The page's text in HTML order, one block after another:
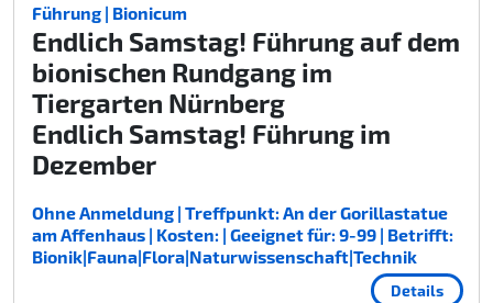
Führung | Bionicum
Endlich Samstag! Führung auf dem
bionischen Rundgang im
Tiergarten Nürnberg
Endlich Samstag! Führung im
Dezember
Ohne Anmeldung | Treffpunkt: An der Gorillastatue
am Affenhaus | Kosten: | Geeignet für: 9-99 | Betrifft:
Bionik|Fauna|Flora|Naturwissenschaft|Technik
Details